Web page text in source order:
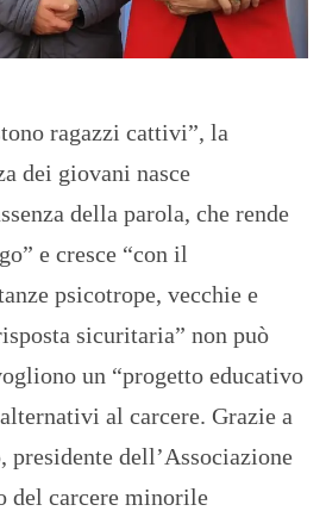
ragazzi cattivi”, la
dei giovani nasce
della parola, che rende
e cresce “con il
psicotrope, vecchie e
sicuritaria” non può
un “progetto educativo
al carcere. Grazie a
presidente dell’Associazione
del carcere minorile